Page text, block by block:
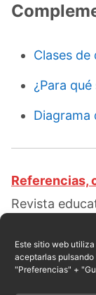
Este sitio web
aceptarlas
"Preferencias" +
Clases de
¿Para
Diagrama
Referencias,
Revista
hacer un
educativa.